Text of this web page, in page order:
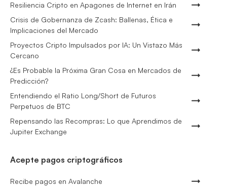
Resiliencia Cripto en Apagones de Internet en Irán
Crisis de Gobernanza de Zcash: Ballenas, Ética e
Implicaciones del Mercado
Proyectos Cripto Impulsados por IA: Un Vistazo Más
Cercano
¿Es Probable la Próxima Gran Cosa en Mercados de
Predicción?
Entendiendo el Ratio Long/Short de Futuros
Perpetuos de BTC
Repensando las Recompras: Lo que Aprendimos de
Jupiter Exchange
Acepte pagos criptográficos
Recibe pagos en Avalanche